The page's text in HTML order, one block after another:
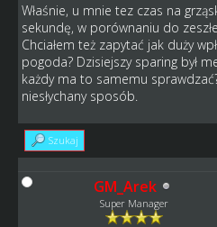
Właśnie, u mnie tez czas na
sekundę, w porównaniu do
Chciałem też zapytać jak duży
pogoda? Dzisiejszy sparing był
każdy ma to samemu
niesłychany sposób.
Szukaj
GM_Arek
Super Manager